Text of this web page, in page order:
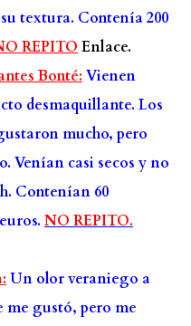
textura. Contenía 200
REPITO Enlace.
Bonté: Vienen
desmaquillante. Los
mucho, pero
Venían casi secos y no
Contenían 60
NO REPITO.
Un olor veraniego a
me gustó, pero me